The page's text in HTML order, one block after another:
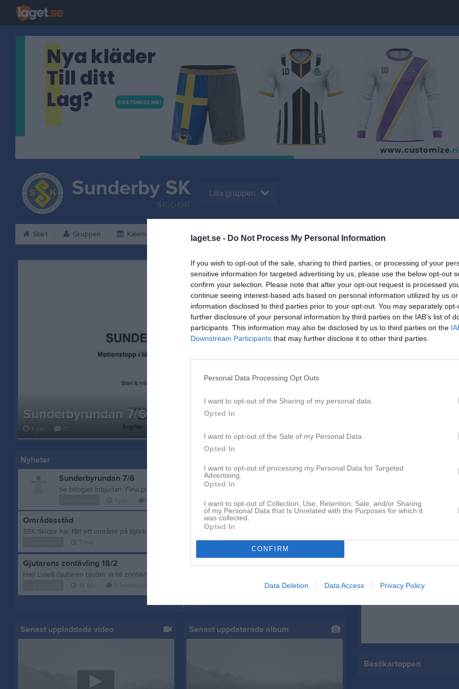
laget.se - Do Not Process My Personal Information
If you wish to opt-out of the sale, sharing to third parties, or processing of your
sensitive information for targeted advertising by us, please use the below opt-out
confirm your selection. Please note that after your opt-out request is processed
continue seeing interest-based ads based on personal information utilized by us
information disclosed to third parties prior to your opt-out. You may separately
further disclosure of your personal information by third parties on the IAB’s list of
participants. This information may also be disclosed by us to third parties on the
Downstream Participants that may further disclose it to other third parties.
Personal Data Processing Opt Outs
I want to opt-out of the Sharing of my personal data.
Opted In
I want to opt-out of the Sale of my Personal Data.
Opted In
I want to opt-out of processing my Personal Data for Targeted
Advertising.
Opted In
I want to opt-out of Collection, Use, Retention, Sale, and/or Sharing
of my Personal Data that Is Unrelated with the Purposes for which it
was collected.
Opted In
CONFIRM
Data Deletion Data Access Privacy Policy
Sunderby SK
SKIDOR
Lilla gruppen
Start Gruppen Kalender Bilder Video Gästbok Sponsorer Om gruppen
Sunderbyrundan 7/6
1 jun 0
Nyheter
Sunderbyrundan 7/6
Se bifogad inbjudan. Fina priser kommer lottas ut!
Områdesstäd
Gjutarens zontävling 18/2
Visa fler nyheter
Senast uppladdade video Senast uppdaterade album
På gång
Inga kommande
Nyheter från föreningen
10 jul
Kansliet Semesterstängt V-
Facebook
Besökartoppen